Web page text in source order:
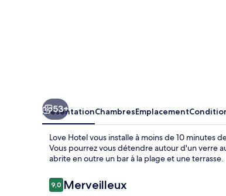
53+
PrésentationChambresEmplacement
Love Hotel vous installe à moins de 10 minutes
Vous pourrez vous détendre autour d'un verre
abrite en outre un bar à la plage et une terrasse.
Avis
9,09,0 sur 10
Merveilleux